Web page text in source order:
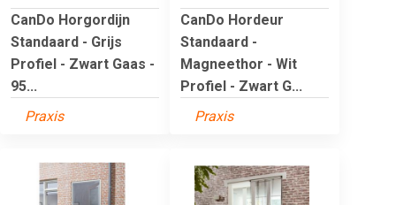
CanDo Horgordijn
Standaard - Grijs
Profiel - Zwart Gaas -
95...
Praxis
CanDo Hordeur
Standaard -
Magneethor - Wit
Profiel - Zwart G...
Praxis